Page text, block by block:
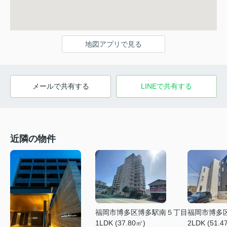
地図アプリで見る
メールで共有する LINEで共有する
近隣の物件
福岡市博多区博多駅南５丁目
1LDK (37.80㎡)
福岡市博多
2LDK